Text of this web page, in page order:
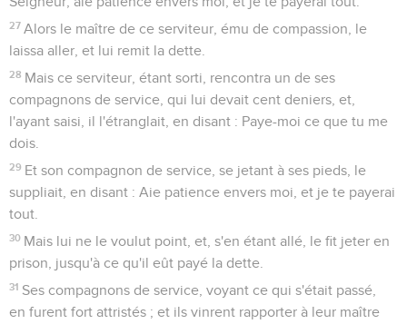
27 Alors le maître de ce serviteur, ému de compassion, le
laissa aller, et lui remit la dette.
28 Mais ce serviteur, étant sorti, rencontra un de ses
compagnons de service, qui lui devait cent deniers, et,
l'ayant saisi, il l'étranglait, en disant : Paye-moi ce que tu me
dois.
29 Et son compagnon de service, se jetant à ses pieds, le
suppliait, en disant : Aie patience envers moi, et je te payerai
tout.
30 Mais lui ne le voulut point, et, s'en étant allé, le fit jeter en
prison, jusqu'à ce qu'il eût payé la dette.
31 Ses compagnons de service, voyant ce qui s'était passé,
en furent fort attristés ; et ils vinrent rapporter à leur maître